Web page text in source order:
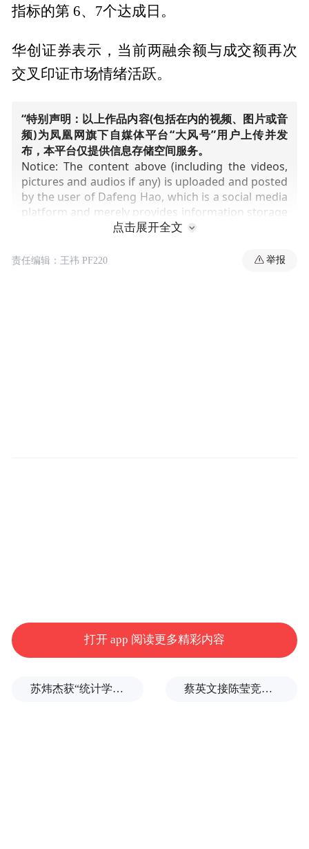
指标的第 6、7个达成日。
华创证券表示，当前两融余额与成交额再次
交叉印证市场情绪活跃。
“特别声明：以上作品内容(包括在内的视频、图片或音
频)为凤凰网旗下自媒体平台“大风号”用户上传并发
布，本平台仅提供信息存储空间服务。
Notice: The content above (including the videos,
pictures and audios if any) is uploaded and posted
by the user of Dafeng Hao, which is a social media
platform and merely provides information storage
点击展开全文
责任编辑：王祎 PF220 举报
打开 app 阅读更多精彩内容
苏炜杰获“统计学界的诺贝尔奖”，又是北大数院07级 蔡英文接陈莹竞选总部主委？郭正亮爆玄机：她的谋划是陈其迈